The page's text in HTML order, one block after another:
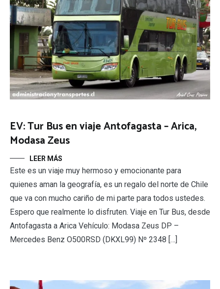
EV: Tur Bus en viaje Antofagasta – Arica,
Modasa Zeus
LEER MÁS
Este es un viaje muy hermoso y emocionante para
quienes aman la geografía, es un regalo del norte de Chile
que va con mucho cariño de mi parte para todos ustedes.
Espero que realmente lo disfruten. Viaje en Tur Bus, desde
Antofagasta a Arica Vehículo: Modasa Zeus DP –
Mercedes Benz O500RSD (DKXL99) Nº 2348 […]